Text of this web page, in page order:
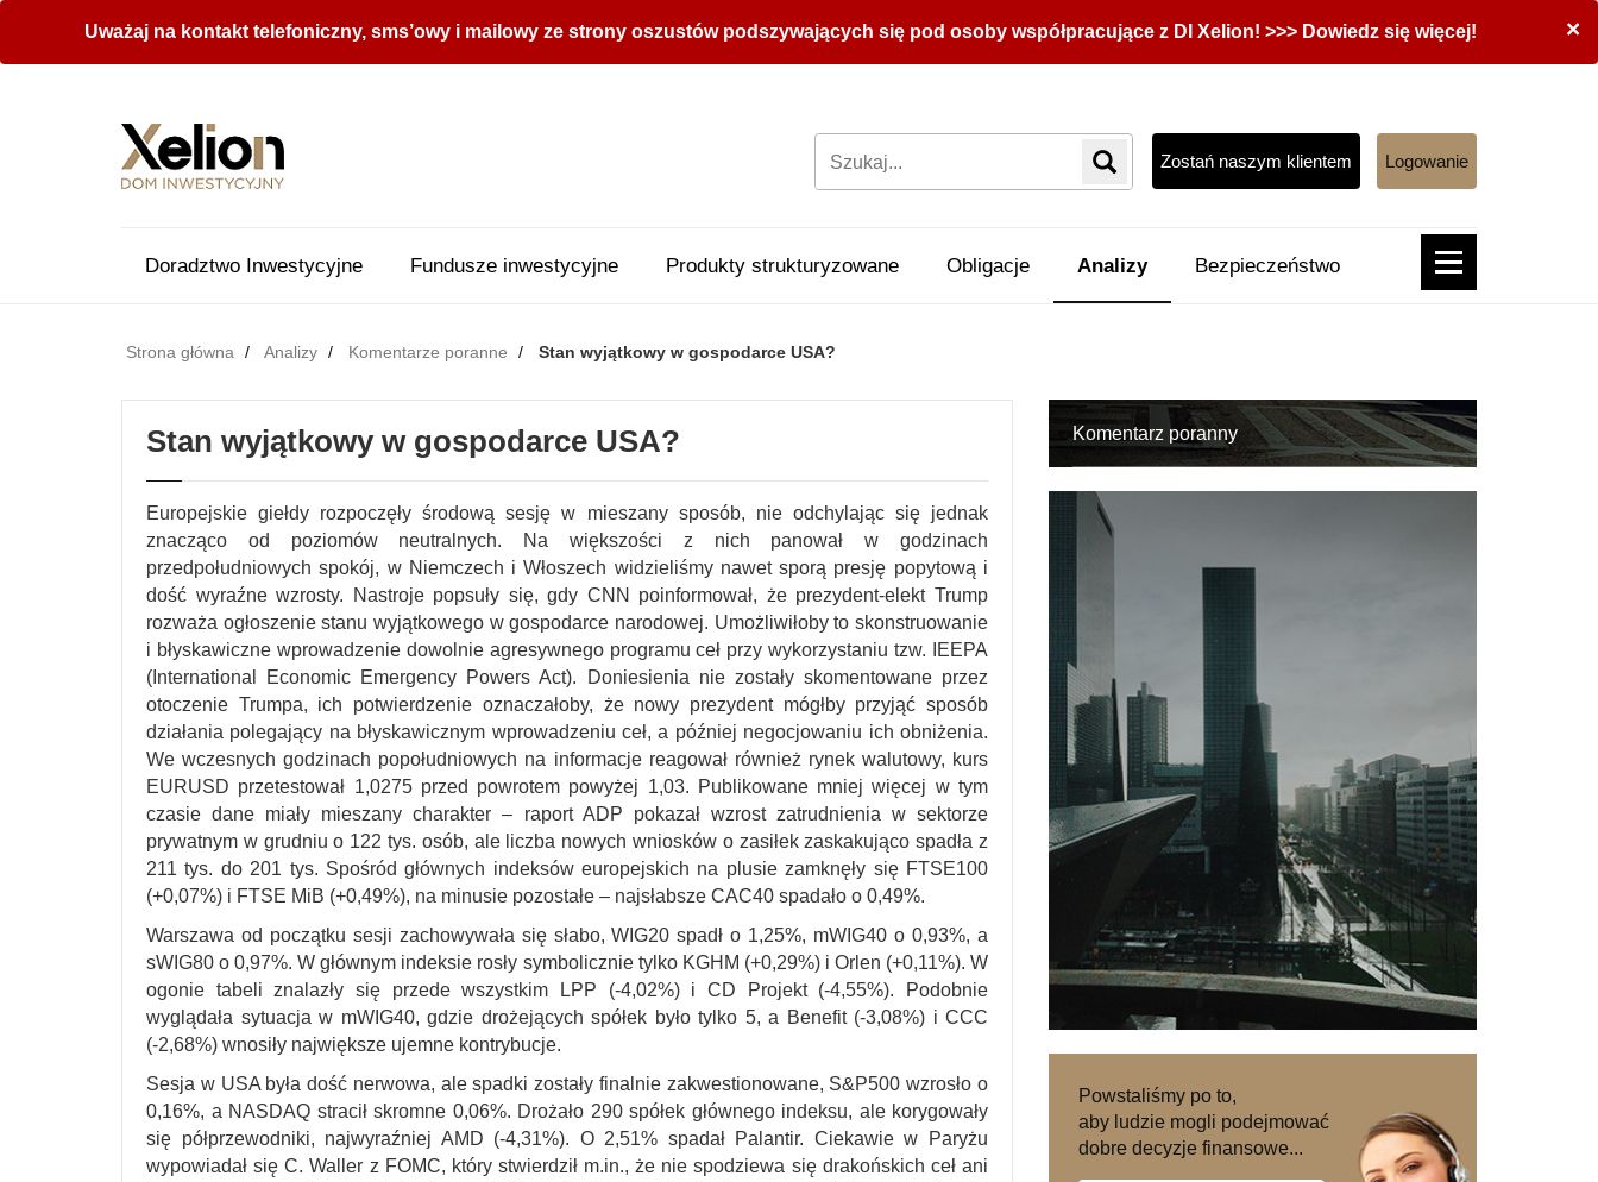
×
Uważaj na kontakt telefoniczny, sms’owy i mailowy ze strony oszustów podszywających się pod osoby współpracujące z DI Xelion! >>> Dowiedz się więcej!
Zostań naszym klientem Logowanie
Doradztwo Inwestycyjne Fundusze inwestycyjne Produkty strukturyzowane Obligacje Analizy Bezpieczeństwo
Strona główna Analizy Komentarze poranne Stan wyjątkowy w gospodarce USA?
Stan wyjątkowy w gospodarce USA?
Europejskie giełdy rozpoczęły środową sesję w mieszany sposób, nie odchylając się jednak
znacząco od poziomów neutralnych. Na większości z nich panował w godzinach
przedpołudniowych spokój, w Niemczech i Włoszech widzieliśmy nawet sporą presję popytową i
dość wyraźne wzrosty. Nastroje popsuły się, gdy CNN poinformował, że prezydent-elekt Trump
rozważa ogłoszenie stanu wyjątkowego w gospodarce narodowej. Umożliwiłoby to skonstruowanie
i błyskawiczne wprowadzenie dowolnie agresywnego programu ceł przy wykorzystaniu tzw. IEEPA
(International Economic Emergency Powers Act). Doniesienia nie zostały skomentowane przez
otoczenie Trumpa, ich potwierdzenie oznaczałoby, że nowy prezydent mógłby przyjąć sposób
działania polegający na błyskawicznym wprowadzeniu ceł, a później negocjowaniu ich obniżenia.
We wczesnych godzinach popołudniowych na informacje reagował również rynek walutowy, kurs
EURUSD przetestował 1,0275 przed powrotem powyżej 1,03. Publikowane mniej więcej w tym
czasie dane miały mieszany charakter – raport ADP pokazał wzrost zatrudnienia w sektorze
prywatnym w grudniu o 122 tys. osób, ale liczba nowych wniosków o zasiłek zaskakująco spadła z
211 tys. do 201 tys. Spośród głównych indeksów europejskich na plusie zamknęły się FTSE100
(+0,07%) i FTSE MiB (+0,49%), na minusie pozostałe – najsłabsze CAC40 spadało o 0,49%.
Warszawa od początku sesji zachowywała się słabo, WIG20 spadł o 1,25%, mWIG40 o 0,93%, a
sWIG80 o 0,97%. W głównym indeksie rosły symbolicznie tylko KGHM (+0,29%) i Orlen (+0,11%). W
ogonie tabeli znalazły się przede wszystkim LPP (-4,02%) i CD Projekt (-4,55%). Podobnie
wyglądała sytuacja w mWIG40, gdzie drożejących spółek było tylko 5, a Benefit (-3,08%) i CCC
(-2,68%) wnosiły największe ujemne kontrybucje.
Sesja w USA była dość nerwowa, ale spadki zostały finalnie zakwestionowane, S&P500 wzrosło o
0,16%, a NASDAQ stracił skromne 0,06%. Drożało 290 spółek głównego indeksu, ale korygowały
się półprzewodniki, najwyraźniej AMD (-4,31%). O 2,51% spadał Palantir. Ciekawie w Paryżu
wypowiadał się C. Waller z FOMC, który stwierdził m.in., że nie spodziewa się drakońskich ceł ani
Komentarz poranny
Powstaliśmy po to,
aby ludzie mogli podejmować
dobre decyzje finansowe...